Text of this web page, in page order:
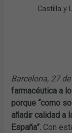
Castilla y
Barcelona, 27
farmacéutica a
porque “como
añadir calidad a
España”. Con